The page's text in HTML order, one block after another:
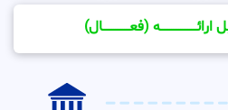
(فعـــــــــــــــال)